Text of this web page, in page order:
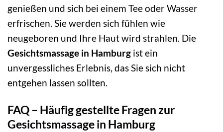
genießen und sich bei einem Tee oder Wasser
erfrischen. Sie werden sich fühlen wie
neugeboren und Ihre Haut wird strahlen. Die
Gesichtsmassage in Hamburg ist ein
unvergessliches Erlebnis, das Sie sich nicht
entgehen lassen sollten.
FAQ – Häufig gestellte Fragen zur
Gesichtsmassage in Hamburg